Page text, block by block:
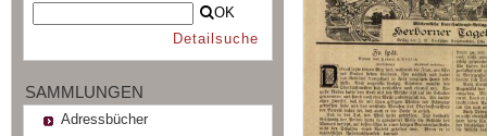
OK
Detailsuche
SAMMLUNGEN
Adressbücher